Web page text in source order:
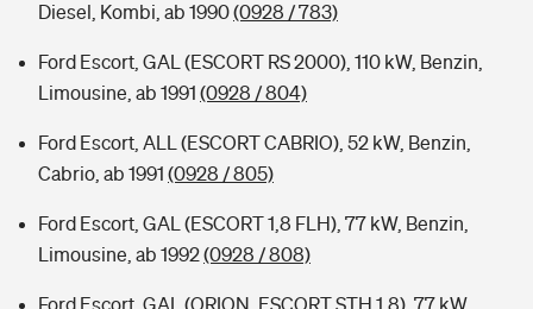
Diesel, Kombi, ab 1990(0928 / 783)
Ford Escort, GAL (ESCORT RS 2000), 110 kW, Benzin,
Limousine, ab 1991 (0928 / 804)
Ford Escort, ALL (ESCORT CABRIO), 52 kW, Benzin,
Cabrio, ab 1991 (0928 / 805)
Ford Escort, GAL (ESCORT 1,8 FLH), 77 kW, Benzin,
Limousine, ab 1992(0928 / 808)
Ford Escort, GAL (ORION, ESCORT STH 1.8), 77 kW,